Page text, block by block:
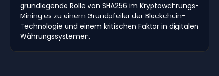
grundlegende Rolle von SHA256 im Kryptowährungs-
Mining es zu einem Grundpfeiler der Blockchain-
Technologie und einem kritischen Faktor in digitalen
Währungssystemen.